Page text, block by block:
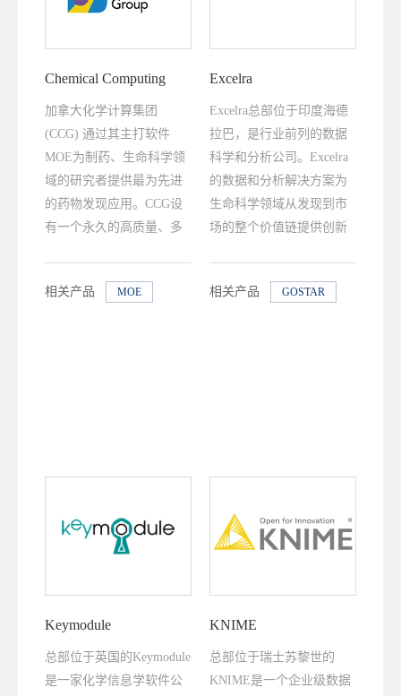
Chemical Computing
Group (CCG)
加拿大化学计算集团
(CCG) 通过其主打软件
MOE为制药、生命科学领
域的研究者提供最为先进
的药物发现应用。CCG设
有一个永久的高质量、多
家、生物学家，利用他们
相关产品 MOE
Excelra
Excelra总部位于印度海德
拉巴，是行业前列的数据
科学和分析公司。Excelra
的数据和分析解决方案为
生命科学领域从发现到市
场的整个价值链提供创新
Excelra的旗舰级产品。
相关产品 GOSTAR
Keymodule
总部位于英国的Keymodule
是一家化学信息学软件公
KNIME
总部位于瑞士苏黎世的
KNIME是一个企业级数据